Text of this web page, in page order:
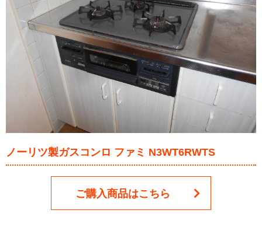
ノーリツ製ガスコンロ ファミ N3WT6RWTS
ご購入商品はこちら